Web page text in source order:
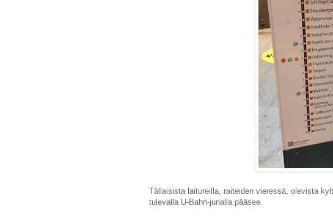
Tällaisista laitureilla, raiteiden vieressä, olevista
tulevalla U-Bahn-junalla pääsee.